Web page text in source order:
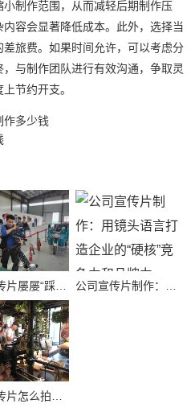
制作范围，从而减轻后期制作压
容会显著降低成本。此外，选择当
旅费。如果时间允许，可以考虑分
与制作团队进行有效沟通，争取灵
节约开支。
作多少钱